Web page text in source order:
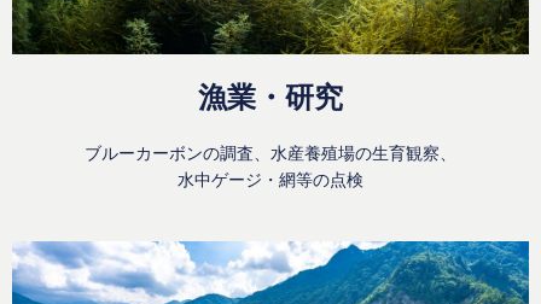
漁業・研究
ブルーカーボンの調査、水産養殖場の生育観察、
水中ゲージ・網等の点検